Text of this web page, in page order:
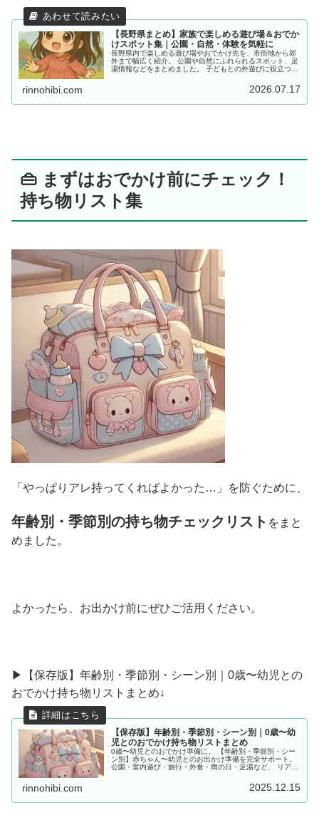
【長野県まとめ】家族で楽しめる遊び場＆おでか
けスポット集｜公園・自然・体験を気軽に
長野県内で楽しめる遊び場やおでかけ先を、市街地から郊
外まで幅広く紹介。 公園や自然にふれられるスポット、足
湯情報などをまとめました。 子どもとの外遊びに役立つ情
rinnohibi.com 2026.07.17
👜 まずはおでかけ前にチェック！
持ち物リスト集
「やっぱりアレ持ってくればよかった…」を防ぐために、
年齢別・季節別の持ち物チェックリスト をまと
めました。
よかったら、お出かけ前にぜひご活用ください。
▶︎【保存版】年齢別・季節別・シーン別｜0歳〜幼児との
おでかけ持ち物リストまとめ↓
【保存版】年齢別・季節別・シーン別｜0歳〜幼
児とのおでかけ持ち物リストまとめ
0歳〜幼児とのおでかけ準備に。 【年齢別・季節別・シー
ン別】赤ちゃん〜幼児とのお出かけ準備を完全サポート。
公園・室内遊び・旅行・外食・雨の日・足湯など、 リアル
rinnohibi.com 2025.12.15